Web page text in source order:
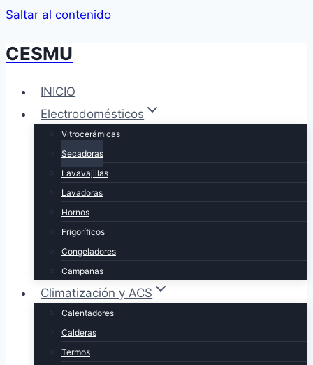
Saltar al contenido
CESMU
INICIO
Electrodomésticos
Vitrocerámicas
Secadoras
Lavavajillas
Lavadoras
Hornos
Frigoríficos
Congeladores
Campanas
Climatización y ACS
Calentadores
Calderas
Termos